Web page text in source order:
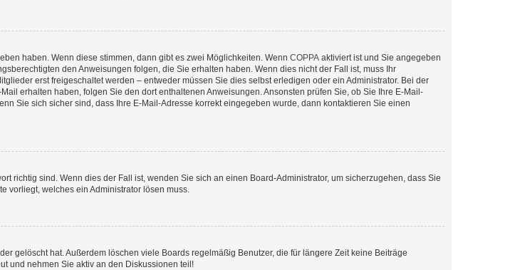
haben. Wenn diese stimmen, dann gibt es zwei Möglichkeiten. Wenn COPPA aktiviert ist und Sie angegeben
den Anweisungen folgen, die Sie erhalten haben. Wenn dies nicht der Fall ist, muss Ihr
erst freigeschaltet werden – entweder müssen Sie dies selbst erledigen oder ein Administrator. Bei der
erhalten haben, folgen Sie den dort enthaltenen Anweisungen. Ansonsten prüfen Sie, ob Sie Ihre E-Mail-
Sie sich sicher sind, dass Ihre E-Mail-Adresse korrekt eingegeben wurde, dann kontaktieren Sie einen
richtig sind. Wenn dies der Fall ist, wenden Sie sich an einen Board-Administrator, um sicherzugehen, dass Sie
vorliegt, welches ein Administrator lösen muss.
gelöscht hat. Außerdem löschen viele Boards regelmäßig Benutzer, die für längere Zeit keine Beiträge
und nehmen Sie aktiv an den Diskussionen teil!